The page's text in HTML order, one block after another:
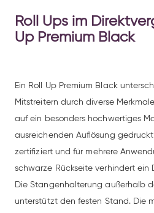
Roll Ups im
Up Premium Black
Ein Roll Up Premium Black
Mitstreitern durch diverse
auf ein besonders hochwertiges
ausreichenden Auflösung
zertifiziert und für mehrere
schwarze Rückseite verhindert ein
Die Stangenhalterung außerhalb
unterstützt den festen Stand. Die